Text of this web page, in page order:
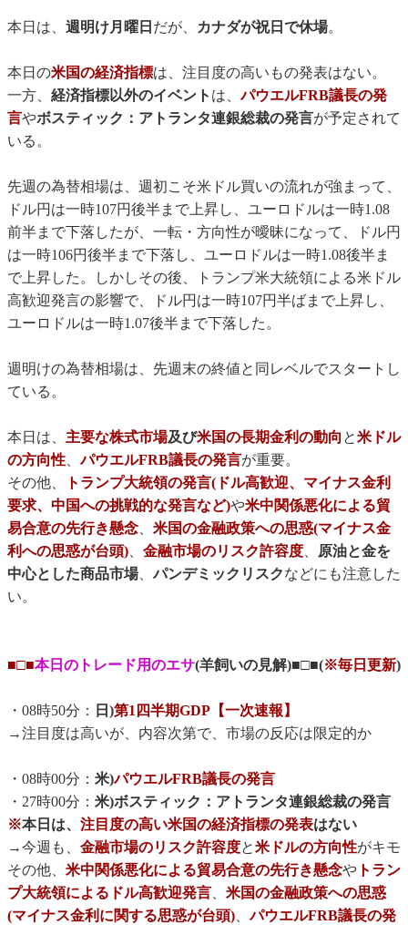
本日は、 週明け月曜日 だが、 カナダが祝日で休場。
本日の米国の経済指標は、注目度の高いもの発表はない。
一方、 経済指標以外のイベント は、パウエルFRB議長の発
言やボスティック：アトランタ連銀総裁の発言が予定されて
いる。
先週の為替相場は、週初こそ米ドル買いの流れが強まって、
ドル円は一時107円後半まで上昇し、ユーロドルは一時1.08
前半まで下落したが、一転・方向性が曖昧になって、ドル円
は一時106円後半まで下落し、ユーロドルは一時1.08後半ま
で上昇した。しかしその後、トランプ米大統領による米ドル
高歓迎発言の影響で、ドル円は一時107円半ばまで上昇し、
ユーロドルは一時1.07後半まで下落した。
週明けの為替相場は、先週末の終値と同レベルでスタートし
ている。
本日は、 主要な株式市場及び米国の長期金利の動向 と米ドル
の方向性、パウエルFRB議長の発言が重要。
その他、
トランプ大統領の発言(ドル高歓迎、マイナス金利
要求、中国への挑戦的な発言など)や米中関係悪化による貿
易合意の先行き懸念、 米国の金融政策への思惑(マイナス金
利への思惑が台頭)、 金融市場のリスク許容度、 原油と金を
中心とした商品市場、パンデミックリスクなどにも注意した
い。
■□■本日のトレード用のエサ(羊飼いの見解)■□■(※毎日更新)
・08時50分： 日)第1四半期GDP【一次速報】
→注目度は高いが、内容次第で、市場の反応は限定的か
・08時00分： 米)パウエルFRB議長の発言
・27時00分： 米)ボスティック：アトランタ連銀総裁の発言
※本日は、 注目度の高い米国の経済指標の発表はない
→今週も、 金融市場のリスク許容度と米ドルの方向性がキモ
その他、 米中関係悪化による貿易合意の先行き懸念や トラン
プ大統領によるドル高歓迎発言、 米国の金融政策への思惑
(マイナス金利に関する思惑が台頭)、パウエルFRB議長の発